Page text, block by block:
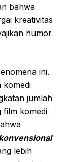
bahwa
kreativitas
humor
ini.
komedi
jumlah
film komedi
lebih